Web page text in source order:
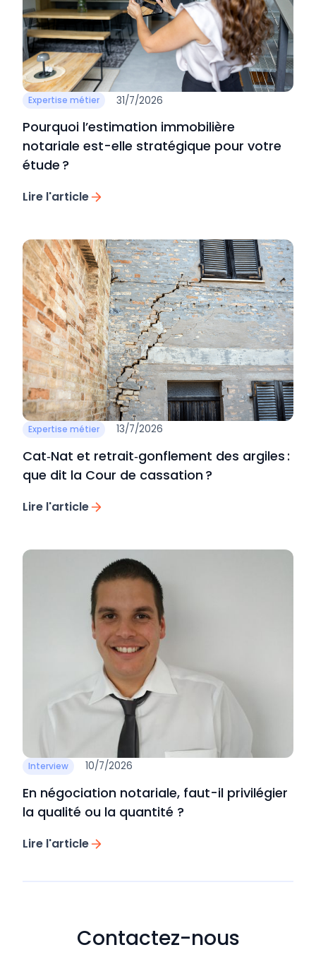
Expertise métier 31/7/2026
Pourquoi l’estimation immobilière
notariale est-elle stratégique pour votre
étude ?
Lire l'article
Expertise métier 13/7/2026
Cat‑Nat et retrait‑gonflement des argiles :
que dit la Cour de cassation ?
Lire l'article
Interview 10/7/2026
En négociation notariale, faut-il privilégier
la qualité ou la quantité ?
Lire l'article
Contactez-nous